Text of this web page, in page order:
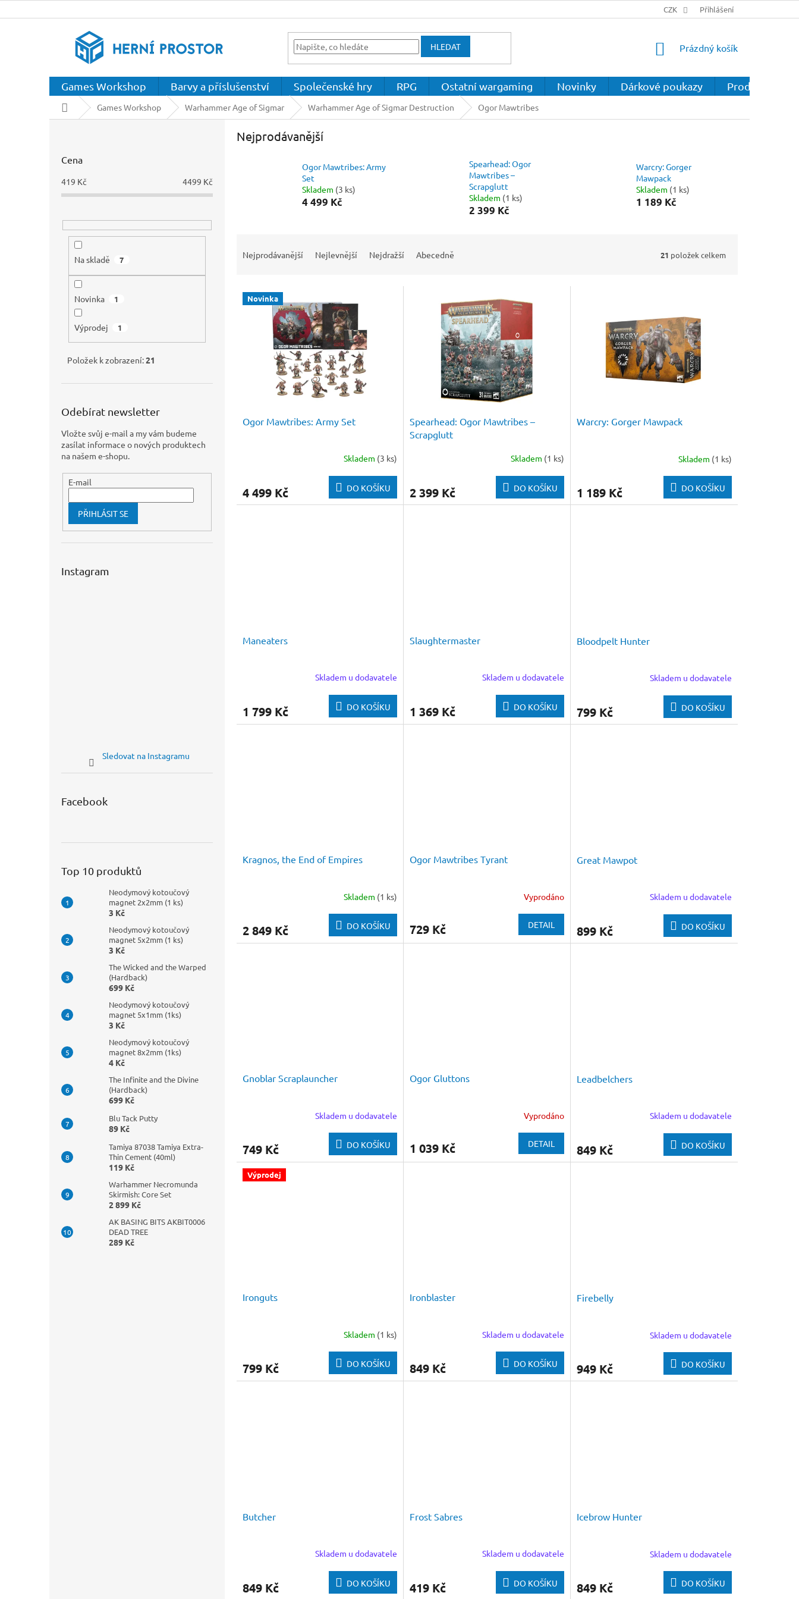
na
CZK Přihlášení
HLEDAT
NÁKUPNÍ
Prázdný košík
Games Workshop Barvy a příslušenství Společenské hry RPG Ostatní wargaming Novinky Dárkové poukazy Prodejna
Domů Games Workshop Warhammer Age of Sigmar Warhammer Age of Sigmar Destruction Ogor Mawtribes
Cena
419 Kč 4499 Kč
Na skladě 7
Novinka 1
Výprodej 1
Položek k zobrazení:21
Odebírat newsletter
Vložte svůj e-mail a my vám budeme
zasílat informace o nových produktech
na našem e-shopu.
E-mail
PŘIHLÁSIT SE
Instagram
Sledovat na Instagramu
Facebook
Top 10 produktů
Neodymový kotoučový
magnet 2x2mm (1 ks)
3 Kč
Neodymový kotoučový
magnet 5x2mm (1 ks)
3 Kč
The Wicked and the Warped
(Hardback)
699 Kč
Neodymový kotoučový
magnet 5x1mm (1ks)
3 Kč
Neodymový kotoučový
magnet 8x2mm (1ks)
4 Kč
The Infinite and the Divine
(Hardback)
699 Kč
Blu Tack Putty
89 Kč
Tamiya 87038 Tamiya Extra-
Thin Cement (40ml)
119 Kč
Warhammer Necromunda
Skirmish: Core Set
2 899 Kč
AK BASING BITS AKBIT0006
DEAD TREE
289 Kč
Nejprodávanější
Ogor Mawtribes: Army
Set
Skladem (3 ks)
4 499 Kč
Spearhead: Ogor
Mawtribes –
Scrapglutt
Skladem (1 ks)
2 399 Kč
Warcry: Gorger
Mawpack
Skladem (1 ks)
1 189 Kč
Nejprodávanější Nejlevnější Nejdražší Abecedně 21 položek celkem
V Novinka
Ogor Mawtribes: Army Set
Skladem (3 ks)
4 499 Kč DO KOŠÍKU
Spearhead: Ogor Mawtribes –
Scrapglutt
Skladem (1 ks)
2 399 Kč DO KOŠÍKU
Warcry: Gorger Mawpack
Skladem (1 ks)
1 189 Kč DO KOŠÍKU
Maneaters
Skladem u dodavatele
1 799 Kč DO KOŠÍKU
Slaughtermaster
Skladem u dodavatele
1 369 Kč DO KOŠÍKU
Bloodpelt Hunter
Skladem u dodavatele
799 Kč DO KOŠÍKU
Kragnos, the End of Empires
Skladem (1 ks)
2 849 Kč DO KOŠÍKU
Ogor Mawtribes Tyrant
Vyprodáno
729 Kč DETAIL
Great Mawpot
Skladem u dodavatele
899 Kč DO KOŠÍKU
Gnoblar Scraplauncher
Skladem u dodavatele
749 Kč DO KOŠÍKU
Ogor Gluttons
Vyprodáno
1 039 Kč DETAIL
Leadbelchers
Skladem u dodavatele
849 Kč DO KOŠÍKU
Výprodej
Ironguts
Skladem (1 ks)
799 Kč DO KOŠÍKU
Ironblaster
Skladem u dodavatele
849 Kč DO KOŠÍKU
Firebelly
Skladem u dodavatele
949 Kč DO KOŠÍKU
Butcher
Skladem u dodavatele
849 Kč DO KOŠÍKU
Frost Sabres
Skladem u dodavatele
419 Kč DO KOŠÍKU
Icebrow Hunter
Skladem u dodavatele
849 Kč DO KOŠÍKU